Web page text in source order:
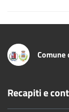
Comune
Recapiti e